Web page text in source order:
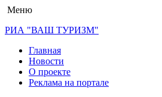
Меню
РИА "ВАШ ТУРИЗМ"
Главная
Новости
О проекте
Реклама на портале